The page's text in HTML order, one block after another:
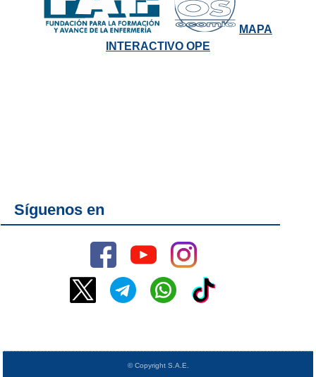
MAPA
INTERACTIVO OPE
Síguenos en
© Copyright S.A.E.